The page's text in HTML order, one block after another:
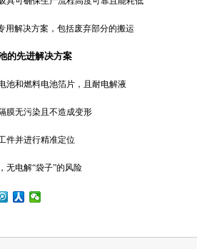
用解决方案，包括废弃部分的搬运
的先进解决方案
池和燃料电池箔片，且耐电解液
膜无污染且不造成变形
件并进行精准定位
无电解“袋子”的风险